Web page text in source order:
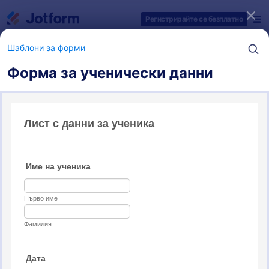
Регистрирайте се безплатно
Шаблони за форми
Форма за ученически данни
Шаблони за форми
Категории за шаблони на форми